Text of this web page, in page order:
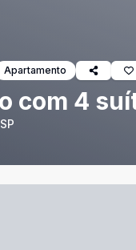
Apartamento
com 4